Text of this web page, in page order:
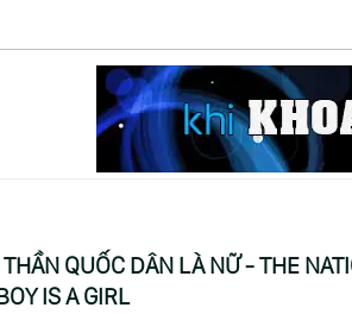
QUỐC DÂN LÀ NỮ - THE
IS A GIRL